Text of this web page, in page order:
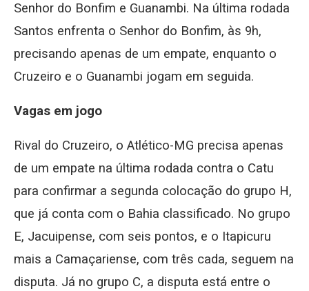
Senhor do Bonfim e Guanambi. Na última rodada
Santos enfrenta o Senhor do Bonfim, às 9h,
precisando apenas de um empate, enquanto o
Cruzeiro e o Guanambi jogam em seguida.
Vagas em jogo
Rival do Cruzeiro, o Atlético-MG precisa apenas
de um empate na última rodada contra o Catu
para confirmar a segunda colocação do grupo H,
que já conta com o Bahia classificado. No grupo
E, Jacuipense, com seis pontos, e o Itapicuru
mais a Camaçariense, com três cada, seguem na
disputa. Já no grupo C, a disputa está entre o